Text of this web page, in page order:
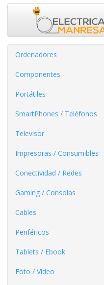
Ordenadores
Componentes
Portátiles
SmartPhones / Teléfonos
Televisor
Impresoras / Consumibles
Conectividad / Redes
Gaming / Consolas
Cables
Periféricos
Tablets / Ebook
Foto / Video